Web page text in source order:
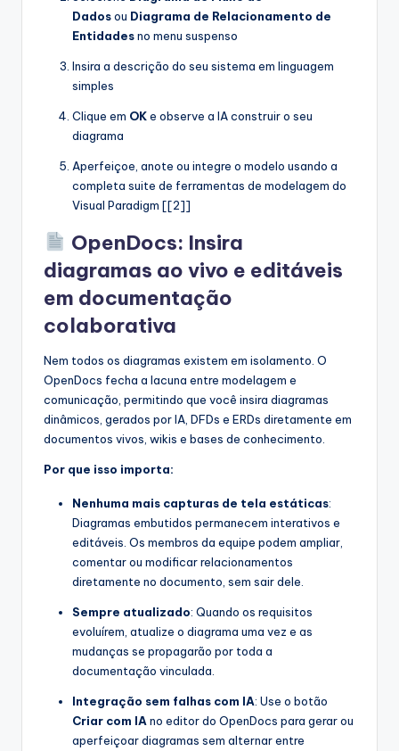
Dadosou Diagrama de Relacionamento de
Entidadesno menu suspenso
Insira a descrição do seu sistema em linguagem
simples
Clique em OKe observe a IA construir o seu
diagrama
Aperfeiçoe, anote ou integre o modelo usando a
completa suite de ferramentas de modelagem do
Visual Paradigm [[2]]
OpenDocs: Insira
diagramas ao vivo e editáveis
em documentação
colaborativa
Nem todos os diagramas existem em isolamento. O
OpenDocs fecha a lacuna entre modelagem e
comunicação, permitindo que você insira diagramas
dinâmicos, gerados por IA, DFDs e ERDs diretamente em
documentos vivos, wikis e bases de conhecimento.
Por que isso importa:
Nenhuma mais capturas de tela estáticas:
Diagramas embutidos permanecem interativos e
editáveis. Os membros da equipe podem ampliar,
comentar ou modificar relacionamentos
diretamente no documento, sem sair dele.
Sempre atualizado: Quando os requisitos
evoluírem, atualize o diagrama uma vez e as
mudanças se propagarão por toda a
documentação vinculada.
Integração sem falhas com IA: Use o botão
Criar com IA no editor do OpenDocs para gerar ou
aperfeiçoar diagramas sem alternar entre